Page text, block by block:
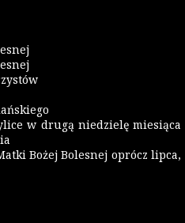
w drugą niedzielę miesiąca
Bożej Bolesnej oprócz lipca,